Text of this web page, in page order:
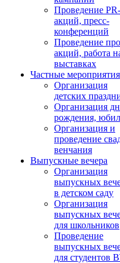
Проведение PR-
акций, пресс-
конференций
Проведение
акций, работа
выставках
Частные мероприятия
Организация
детских
Организация
рождения,
Организация и
проведение
венчания
Выпускные вечера
Организация
выпускных
в детском саду
Организация
выпускных
для школьников
Проведение
выпускных
для студентов